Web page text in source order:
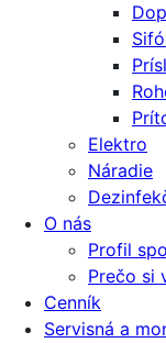
Elektro
Náradie
O nás
Profil
Prečo si
Cenník
Servisná a